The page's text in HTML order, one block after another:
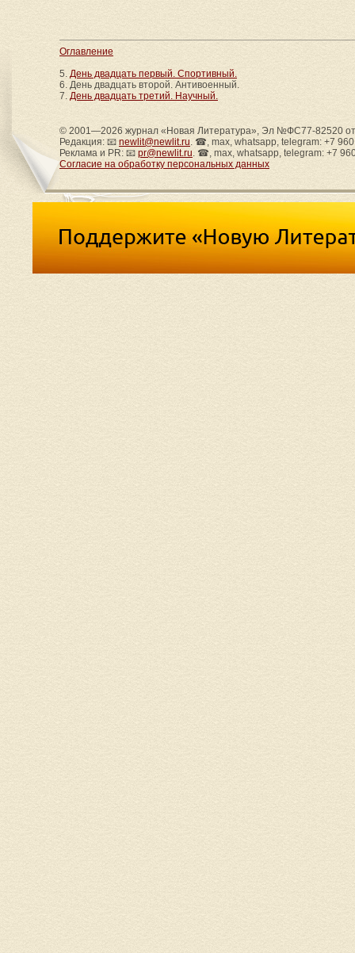
Оглавление
5. День двадцать первый. Спортивный.
6. День двадцать второй. Антивоенный.
7. День двадцать третий. Научный.
© 2001—2026 журнал «Новая Литература», Эл №ФС77-82520
Редакция: 📧 newlit@newlit.ru. ☎, max, whatsapp, telegram: +7
Реклама и PR: 📧 pr@newlit.ru. ☎, max, whatsapp, telegram: +7
Согласие на обработку персональных данных